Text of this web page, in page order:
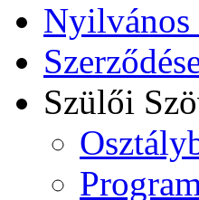
Nyilvános
Szülői